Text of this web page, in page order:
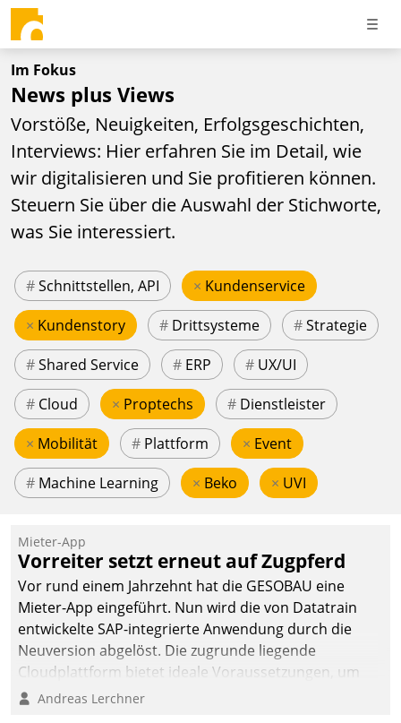
Im Fokus
News plus Views
Vorstöße, Neuigkeiten, Erfolgsgeschichten,
Interviews: Hier erfahren Sie im Detail, wie
wir digitalisieren und Sie profitieren können.
Steuern Sie über die Auswahl der Stichworte,
was Sie interessiert.
#Schnittstellen, API × Kundenservice
× Kundenstory # Drittsysteme #Strategie
#Shared Service # ERP # UX/UI
# Cloud × Proptechs # Dienstleister
× Mobilität # Plattform × Event
# Machine Learning × Beko × UVI
Mieter-App
Vorreiter setzt erneut auf Zugpferd
Vor rund einem Jahrzehnt hat die GESOBAU eine
Mieter-App eingeführt. Nun wird die von Datatrain
entwickelte SAP-integrierte Anwendung durch die
Neuversion abgelöst. Die zugrunde liegende
Cloudplattform bietet ideale Voraussetzungen, um
die Funktionalität der App zu erweitern und weitere
Andreas Lerchner